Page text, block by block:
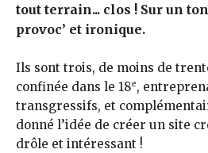
tout terrain... clos ! Sur un
provoc’ et ironique.
Ils sont trois, de moins de
confinée dans le 18e,
transgressifs, et
donné l’idée de créer un site
drôle et intéressant !